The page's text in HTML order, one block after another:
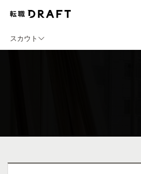
スカウト